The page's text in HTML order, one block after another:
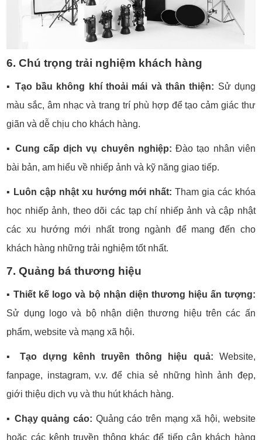
6. Chú trọng trải nghiệm khách hàng
▪️ Tạo bầu không khí thoải mái và thân thiện: Sử dụng
màu sắc, âm nhạc và trang trí phù hợp để tạo cảm giác thư
giãn và dễ chịu cho khách hàng.
▪️ Cung cấp dịch vụ chuyên nghiệp: Đào tạo nhân viên
bài bản, am hiểu về nhiếp ảnh và kỹ năng giao tiếp.
▪️ Luôn cập nhật xu hướng mới nhất: Tham gia các khóa
học nhiếp ảnh, theo dõi các tạp chí nhiếp ảnh và cập nhật
các xu hướng mới nhất trong ngành để mang đến cho
khách hàng những trải nghiệm tốt nhất.
7. Quảng bá thương hiệu
▪️Thiết kế logo và bộ nhận diện thương hiệu ấn tượng:
Sử dụng logo và bộ nhận diện thương hiệu trên các ấn
phẩm, website và mạng xã hội.
▪️ Tạo dựng kênh truyền thông hiệu quả: Website,
fanpage, instagram, v.v. để chia sẻ những hình ảnh đẹp,
giới thiệu dịch vụ và thu hút khách hàng.
▪️ Chạy quảng cáo: Quảng cáo trên mạng xã hội, website
hoặc các kênh truyền thông khác để tiếp cận khách hàng